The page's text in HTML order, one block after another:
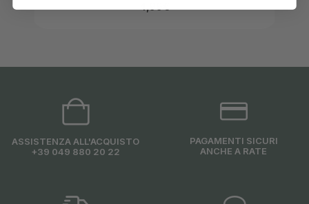
4,99€
ASSISTENZA ALL'ACQUISTO
+39 049 880 20 22
PAGAMENTI SICURI
ANCHE A RATE